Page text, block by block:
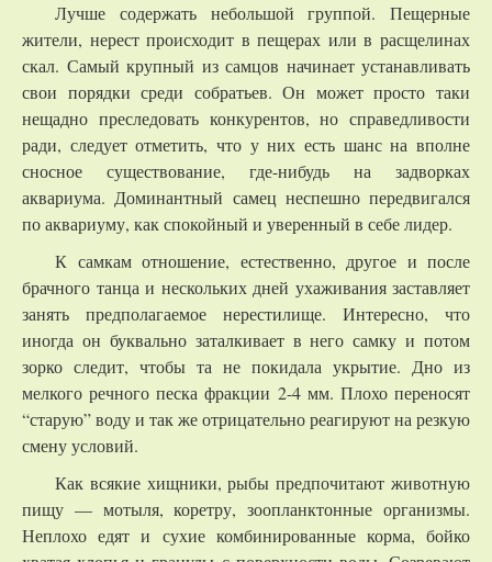
Лучше содержать небольшой группой. Пещерные
жители, нерест происходит в пещерах или в расщелинах
скал. Самый крупный из самцов начинает устанавливать
свои порядки среди собратьев. Он может просто таки
нещадно преследовать конкурентов, но справедливости
ради, следует отметить, что у них есть шанс на вполне
сносное существование, где-нибудь на задворках
аквариума. Доминантный самец неспешно передвигался
по аквариуму, как спокойный и уверенный в себе лидер.
К самкам отношение, естественно, другое и после
брачного танца и нескольких дней ухаживания заставляет
занять предполагаемое нерестилище. Интересно, что
иногда он буквально заталкивает в него самку и потом
зорко следит, чтобы та не покидала укрытие. Дно из
мелкого речного песка фракции 2-4 мм. Плохо переносят
“старую” воду и так же отрицательно реагируют на резкую
смену условий.
Как всякие хищники, рыбы предпочитают животную
пищу — мотыля, коретру, зоопланктонные организмы.
Неплохо едят и сухие комбинированные корма, бойко